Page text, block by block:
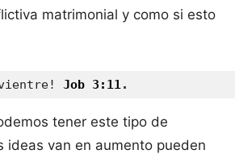
matrimonial y como si esto
Job 3:11.
tener este tipo de
ideas van en aumento pueden